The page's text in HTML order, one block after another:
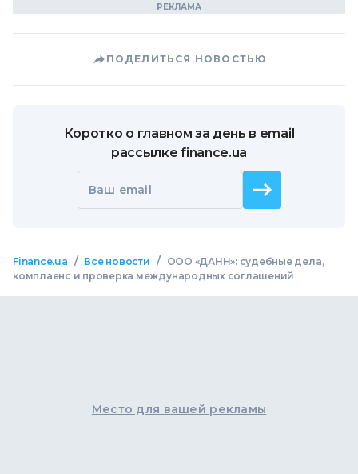
ПОДЕЛИТЬСЯ НОВОСТЬЮ
Коротко о главном за день в email
рассылке finance.ua
Ваш email
Finance.ua / Все новости /
ООО «ДАНН»: судебные дела,
комплаенс и проверка международных соглашений
Место для вашей рекламы